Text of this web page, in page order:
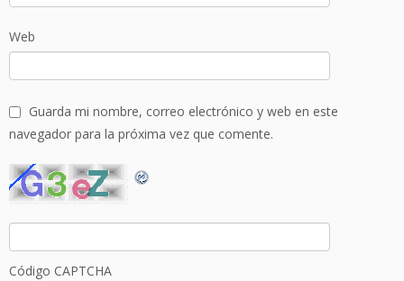
Web
Guarda mi nombre, correo electrónico y web en este
navegador para la próxima vez que comente.
Código CAPTCHA